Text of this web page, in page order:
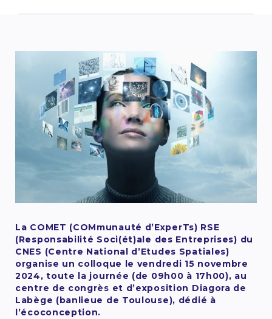
La COMET (COMmunauté d’ExperTs) RSE
(Responsabilité Soci(ét)ale des Entreprises) du
CNES (Centre National d’Etudes Spatiales)
organise un colloque le vendredi 15 novembre
2024, toute la journée (de 09h00 à 17h00), au
centre de congrès et d’exposition Diagora de
Labège (banlieue de Toulouse), dédié à
l’écoconception.